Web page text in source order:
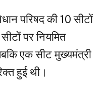
परिषद की 10 सीटों
पर नियमित
जबकि एक सीट मुख्यमंत्री
हुई थी।